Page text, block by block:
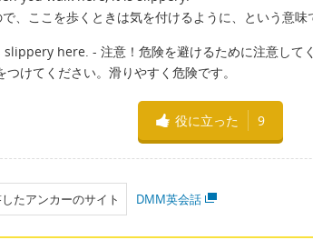
、ここを歩くときは気を付けるように、という意味
here. - 注意！危険を避けるために注意して
つけてください。滑りやすく危険です。
役に立った 9
たアンカーのサイト DMM英会話